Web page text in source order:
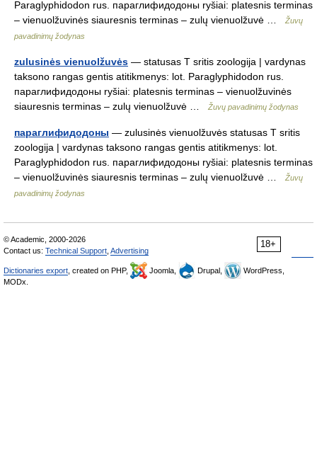
Paraglyphidodon rus. параглифидодоны ryšiai: platesnis terminas
– vienuolžuvinės siauresnis terminas – zulų vienuolžuvė …
Žuvų
pavadinimų žodynas
zulusinės vienuolžuvės — statusas T sritis zoologija | vardynas
taksono rangas gentis atitikmenys: lot. Paraglyphidodon rus.
параглифидодоны ryšiai: platesnis terminas – vienuolžuvinės
siauresnis terminas – zulų vienuolžuvė …
Žuvų pavadinimų žodynas
параглифидодоны — zulusinės vienuolžuvės statusas T sritis
zoologija | vardynas taksono rangas gentis atitikmenys: lot.
Paraglyphidodon rus. параглифидодоны ryšiai: platesnis terminas
– vienuolžuvinės siauresnis terminas – zulų vienuolžuvė …
Žuvų
pavadinimų žodynas
18+
© Academic, 2000-2026
Contact us: Technical Support Advertising
Dictionaries export , created on PHP, Joomla, Drupal,
WordPress,
MODx.